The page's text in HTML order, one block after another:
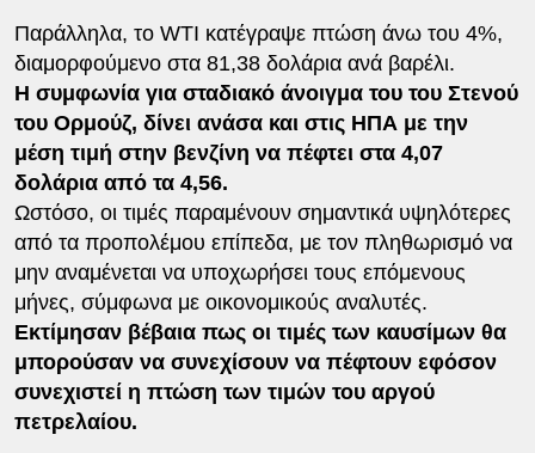
Παράλληλα, το WTI κατέγραψε πτώση άνω του 4%,
διαμορφούμενο στα 81,38 δολάρια ανά βαρέλι.
Η συμφωνία για σταδιακό άνοιγμα του του Στενού
του Ορμούζ, δίνει ανάσα και στις ΗΠΑ με την
μέση τιμή στην βενζίνη να πέφτει στα 4,07
δολάρια από τα 4,56.
Ωστόσο, οι τιμές παραμένουν σημαντικά υψηλότερες
από τα προπολέμου επίπεδα, με τον πληθωρισμό να
μην αναμένεται να υποχωρήσει τους επόμενους
μήνες, σύμφωνα με οικονομικούς αναλυτές.
Εκτίμησαν βέβαια πως οι τιμές των καυσίμων θα
μπορούσαν να συνεχίσουν να πέφτουν εφόσον
συνεχιστεί η πτώση των τιμών του αργού
πετρελαίου.